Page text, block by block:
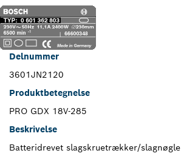
Delnummer
3601JN2120
Produktbetegnelse
PRO GDX 18V-285
Beskrivelse
Batteridrevet slagskruetrækker/slagnøgle